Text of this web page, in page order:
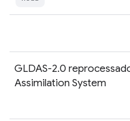
GLDAS-2.0
Assimilation System